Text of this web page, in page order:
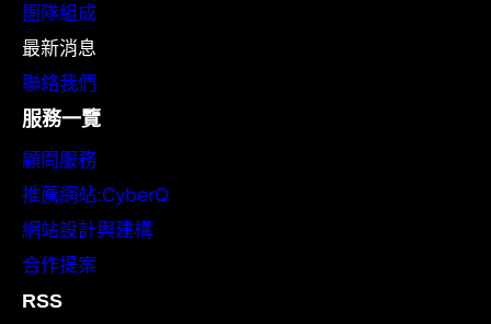
團隊組成
最新消息
聯絡我們
服務一覽
顧問服務
推薦網站:CyberQ
網站設計與建構
合作提案
RSS